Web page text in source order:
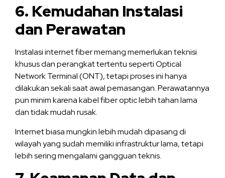
6. Kemudahan Instalasi
dan Perawatan
Instalasi internet fiber memang memerlukan teknisi
khusus dan perangkat tertentu seperti Optical
Network Terminal (ONT), tetapi proses ini hanya
dilakukan sekali saat awal pemasangan. Perawatannya
pun minim karena kabel fiber optic lebih tahan lama
dan tidak mudah rusak.
Internet biasa mungkin lebih mudah dipasang di
wilayah yang sudah memiliki infrastruktur lama, tetapi
lebih sering mengalami gangguan teknis.